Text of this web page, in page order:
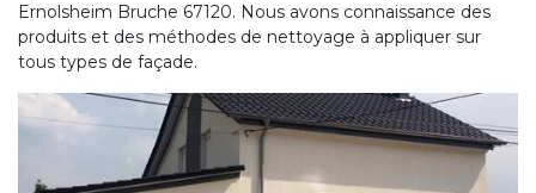
Ernolsheim Bruche 67120. Nous avons connaissance des
produits et des méthodes de nettoyage à appliquer sur
tous types de façade.